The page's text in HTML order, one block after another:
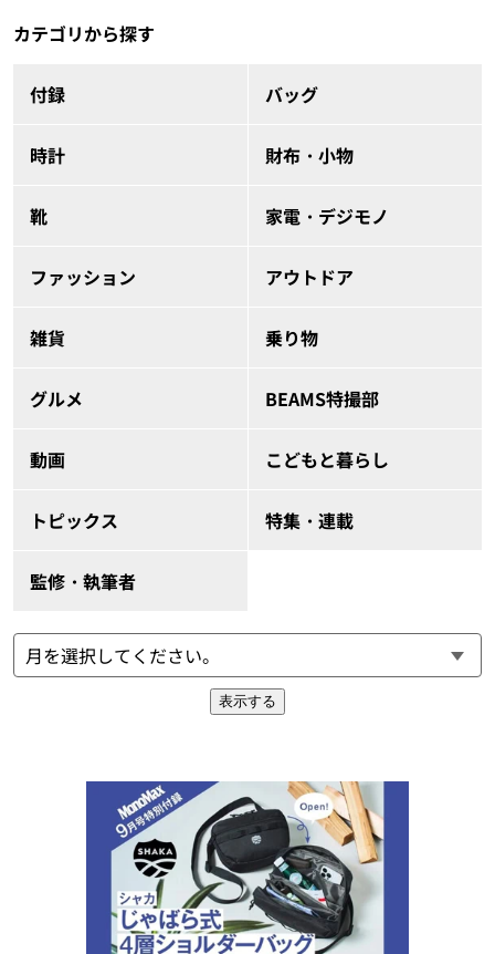
カテゴリから探す
付録 バッグ
時計 財布・小物
靴 家電・デジモノ
ファッション アウトドア
雑貨 乗り物
グルメ BEAMS特撮部
動画 こどもと暮らし
トピックス 特集・連載
監修・執筆者
表示する